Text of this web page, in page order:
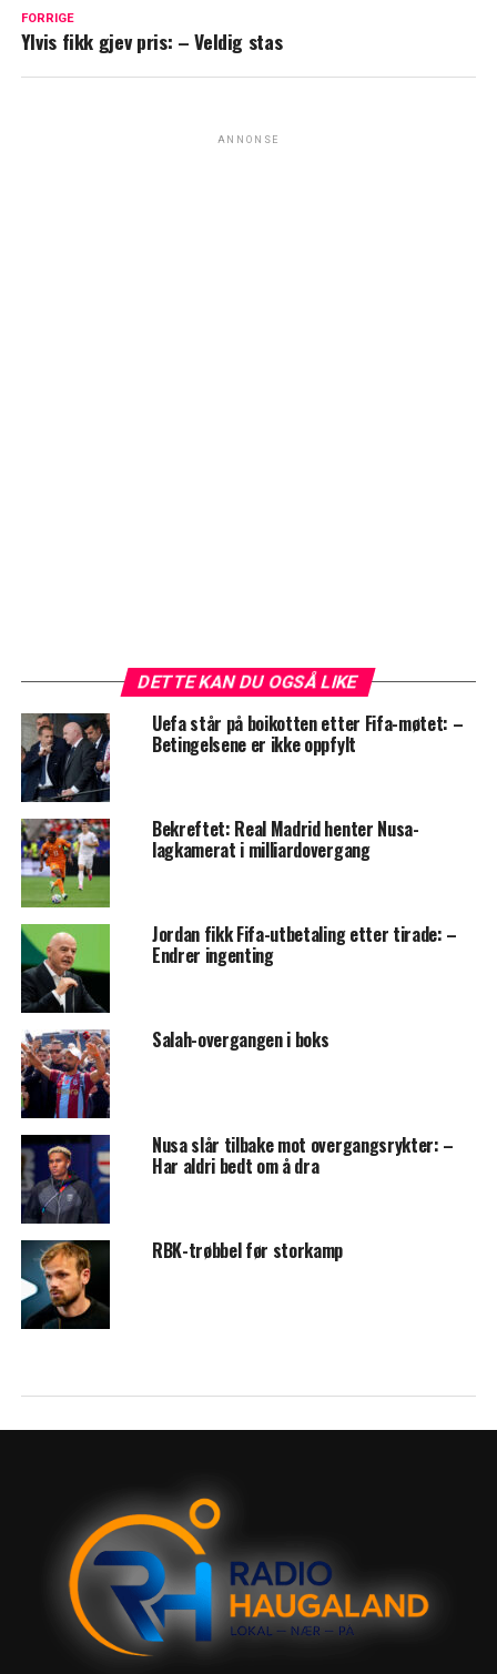
FORRIGE
Ylvis fikk gjev pris: – Veldig stas
ANNONSE
DETTE KAN DU OGSÅ LIKE
Uefa står på boikotten etter Fifa-møtet: –
Betingelsene er ikke oppfylt
Bekreftet: Real Madrid henter Nusa-
lagkamerat i milliardovergang
Jordan fikk Fifa-utbetaling etter tirade: –
Endrer ingenting
Salah-overgangen i boks
Nusa slår tilbake mot overgangsrykter: –
Har aldri bedt om å dra
RBK-trøbbel før storkamp